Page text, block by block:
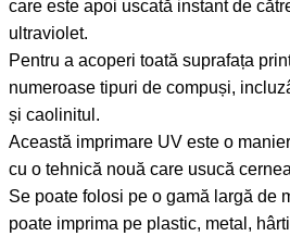
care este apoi uscată instant de către un emițător de
ultraviolet.
Pentru a acoperi toată suprafața printată sunt utilizate
numeroase tipuri de compuși, incluzând carbonatul de calciu
și caolinitul.
Această imprimare UV este o
cu o tehnică nouă care usucă
Se poate folosi pe o gamă largă de materiale, astfel încât se
poate imprima pe plastic, metal, hârtie, carton, plăci